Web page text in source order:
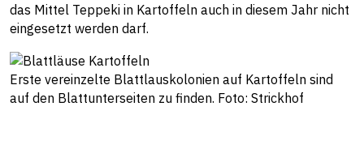
das Mittel Teppeki in Kartoffeln auch in diesem Jahr nicht
eingesetzt werden darf.
Erste vereinzelte Blattlauskolonien auf Kartoffeln sind
auf den Blattunterseiten zu finden. Foto: Strickhof